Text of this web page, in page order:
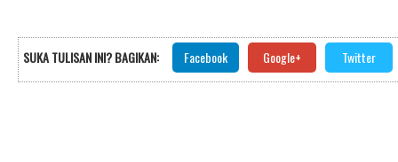
SUKA TULISAN INI? BAGIKAN: Facebook Google+ Twitter